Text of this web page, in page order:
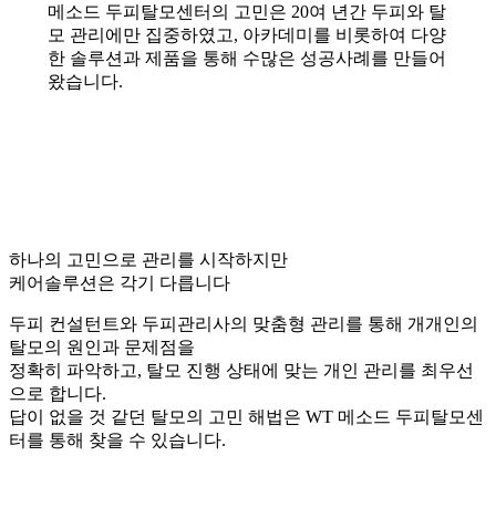
메소드 두피탈모센터의 고민은 20여 년간 두피와 탈
모 관리에만 집중하였고, 아카데미를 비롯하여 다양
한 솔루션과 제품을 통해 수많은 성공사례를 만들어
왔습니다.
하나의 고민으로 관리를 시작하지만
케어솔루션은 각기 다릅니다
두피 컨설턴트와 두피관리사의 맞춤형 관리를 통해 개개인의
탈모의 원인과 문제점을
정확히 파악하고, 탈모 진행 상태에 맞는 개인 관리를 최우선
으로 합니다.
답이 없을 것 같던 탈모의 고민 해법은 WT 메소드 두피탈모센
터를 통해 찾을 수 있습니다.